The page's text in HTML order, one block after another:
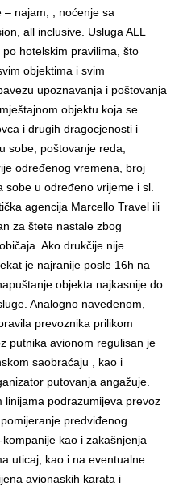
– najam, , noćenje sa
all inclusive. Usluga ALL
hotelskim pravilima, što
objektima i svim
upoznavanja i poštovanja
objektu koja se
i drugih dragocjenosti i
sobe, poštovanje reda,
određenog vremena, broj
u određeno vrijeme i sl.
agencija Marcello Travel ili
za štete nastale zbog
Ako drukčije nije
je najranije posle 16h na
objekta najkasnije do
Analogno navedenom,
prevoznika prilikom
putnika avionom regulisan je
saobraćaju , kao i
putovanja angažuje.
linijama podrazumijeva prevoz
predviđenog
kao i zakašnjenja
uticaj, kao i na eventualne
avionaskih karata i